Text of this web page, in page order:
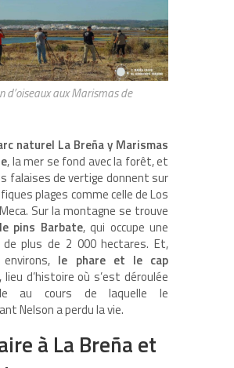
d’oiseaux aux Marismas de
naturel La Breña y Marismas
, la mer se fond avec la forêt, et
falaises de vertige donnent sur
plages comme celle de Los
Sur la montagne se trouve
pins Barbate, qui occupe une
de plus de 2 000 hectares. Et,
le phare et le cap
, lieu d’histoire où s’est déroulée
au cours de laquelle le
Nelson a perdu la vie.
à La Breña et